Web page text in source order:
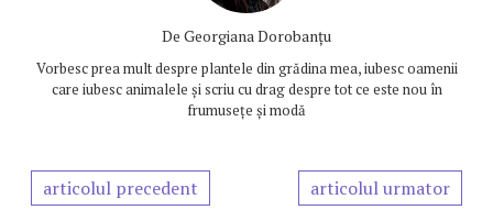
De Georgiana Dorobanțu
Vorbesc prea mult despre plantele din grădina mea, iubesc oamenii
care iubesc animalele și scriu cu drag despre tot ce este nou în
frumusețe și modă
articolul precedent articolul urmator